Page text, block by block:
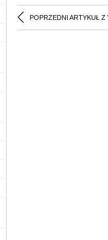
POPRZEDNI ARTYKUŁ Z